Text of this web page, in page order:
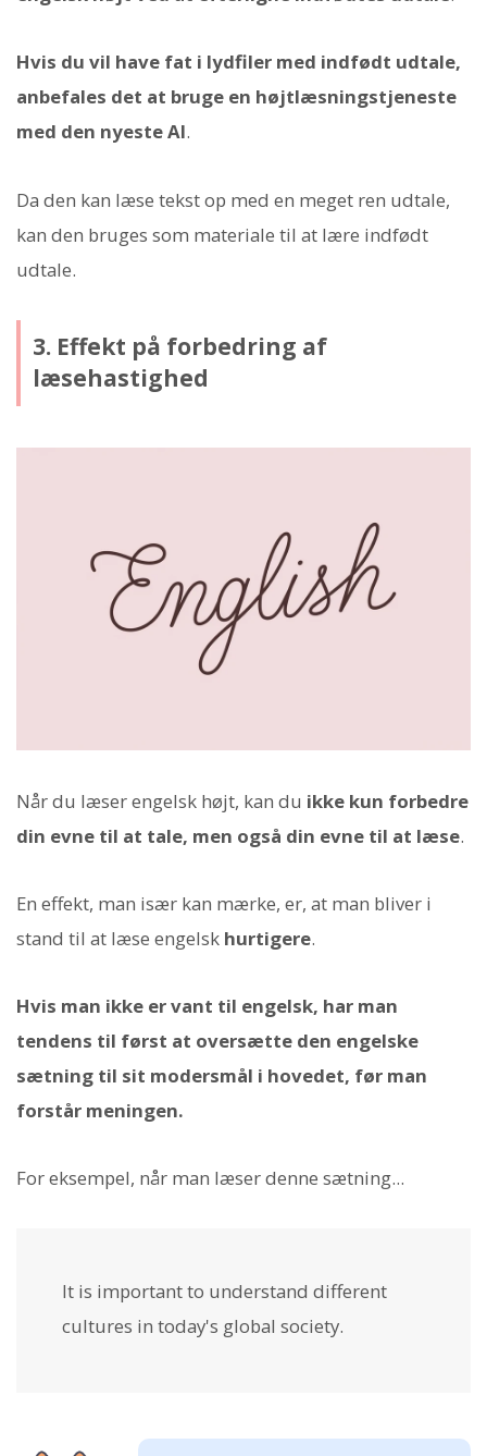
Hvis du vil have fat i lydfiler med indfødt udtale,
anbefales det at bruge en højtlæsningstjeneste
med den nyeste AI.
Da den kan læse tekst op med en meget ren udtale,
kan den bruges som materiale til at lære indfødt
udtale.
3. Effekt på forbedring af
læsehastighed
Når du læser engelsk højt, kan du ikke kun forbedre
din evne til at tale, men også din evne til at læse.
En effekt, man især kan mærke, er, at man bliver i
stand til at læse engelsk hurtigere.
Hvis man ikke er vant til engelsk, har man
tendens til først at oversætte den engelske
sætning til sit modersmål i hovedet, før man
forstår meningen.
For eksempel, når man læser denne sætning...
It is important to understand different
cultures in today's global society.